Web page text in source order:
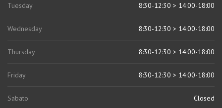
Tuesday 8:30-12:30 > 14:00-18:00
Wednesday 8:30-12:30 > 14:00-18:00
Thursday 8:30-12:30 > 14:00-18:00
Friday 8:30-12:30 > 14:00-18:00
Sabato Closed